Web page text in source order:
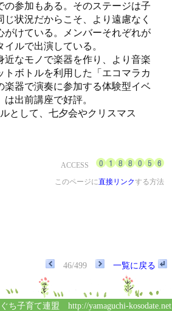
参加もある。そのステージは子
状況だからこそ、より遠慮なく
がけている。メンバーそれぞれが
ルで出演している。
なモノで楽器を作り、より音楽
ボトルを利用した「エコマラカ
楽器で演奏に参加する体験型イベ
出前講座で好評。
として、七夕会やクリスマス
ACCESS
このページに直接リンクする方法
46/499 一覧に戻る
ち子育て連盟 http://yamaguchi-kosodate.net